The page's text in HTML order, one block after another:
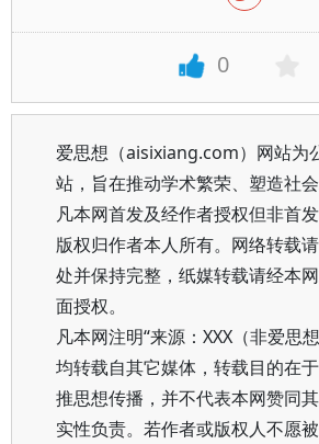
0
爱思想（aisixiang.com）网站为
站，旨在推动学术繁荣、塑造社会
凡本网首发及经作者授权但非首
版权归作者本人所有。网络转载
处并保持完整，纸媒转载请经本
面授权。
凡本网注明“来源：XXX（非爱思
均转载自其它媒体，转载目的在
推思想传播，并不代表本网赞同
实性负责。若作者或版权人不愿